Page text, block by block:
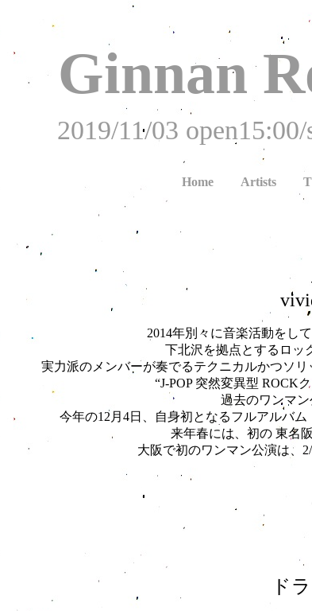
Ginnan
2019/11/03
Home Artists
2014年別々に音楽活動をし
下北沢を拠点とするロッ
実力派のメンバーが奏でるテクニカルかつソ
“J-POP 突然変異型 ROCK
過去のワンマ
今年の12月4日、自身初となるフルアルバ
来年春には、初の 東名
大阪で初のワンマン公演は、
ド